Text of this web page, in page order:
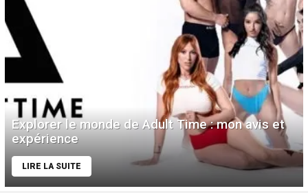
Explorer le monde de Adult Time : mon avis et
expérience
LIRE LA SUITE